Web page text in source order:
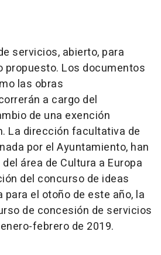
servicios, abierto, para
propuesto. Los documentos
las obras
a cargo del
de una exención
La dirección facultativa de
por el Ayuntamiento, han
área de Cultura a Europa
del concurso de ideas
el otoño de este año, la
de concesión de servicios
febrero de 2019.